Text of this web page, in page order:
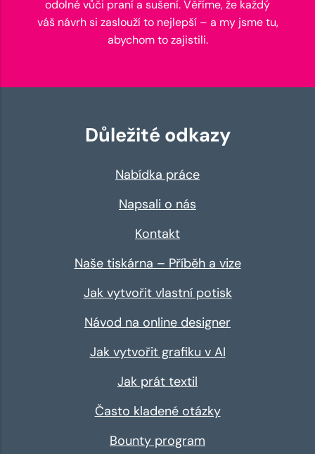
odolné vůči praní a sušení. Věříme, že každý
váš návrh si zaslouží to nejlepší – a my jsme tu,
abychom to zajistili.
Důležité odkazy
Nabídka práce
Napsali o nás
Kontakt
Naše tiskárna – Příběh a vize
Jak vytvořit vlastní potisk
Návod na online designer
Jak vytvořit grafiku v AI
Jak prát textil
Často kladené otázky
Bounty program